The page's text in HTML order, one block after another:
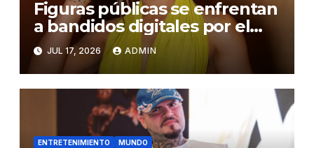
Figuras públicas se enfrentan
a bandidos digitales por el
uso indebido de la
Inteligencia Artificial
JUL 17, 2026 ADMIN
ENTRETENIMIENTO MUNDO